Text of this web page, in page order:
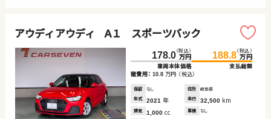
アウディ アウディ Ａ１ スポーツバック
178.0（税込）
万円
車両本体価格
188.8（税込）
万円
支払総額
諸費用： 10.8 万円 （税込）
保証 なし 住所
岐阜県
年式
2021 年 走行 32,500 km
排気 1,000 cc 車検 なし